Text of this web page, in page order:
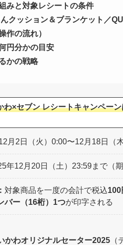
みと対象レシートの条件
クッション＆ブランケット／
作の流れ）
円分かの目安
かの戦略
わ×セブン レシートキャンペー
月2日（火）0:00〜12月18日（
年12月20日（土）23:59まで（
対象商品を一度の会計で税込100
バー（16桁）1つが印字される
かわオリジナルセーター2025